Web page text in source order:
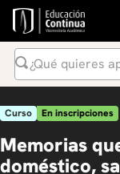
¿Qué quieres
1.
inteligencia
2.
ia
Curso En inscripciones
Memorias
doméstico,